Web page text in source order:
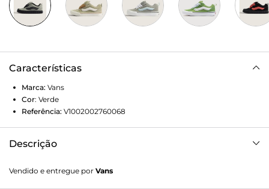
Características
Marca: Vans
Cor: Verde
Referência: V1002002760068
Descrição
Vendido e entregue por Vans